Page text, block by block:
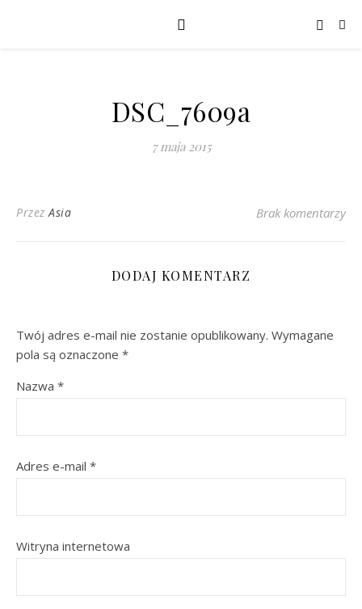
DSC_7609a
7 maja 2015
PrzezAsia Brak komentarzy
DODAJ KOMENTARZ
Twój adres e-mail nie zostanie opublikowany. Wymagane
pola są oznaczone *
Nazwa *
Adres e-mail *
Witryna internetowa